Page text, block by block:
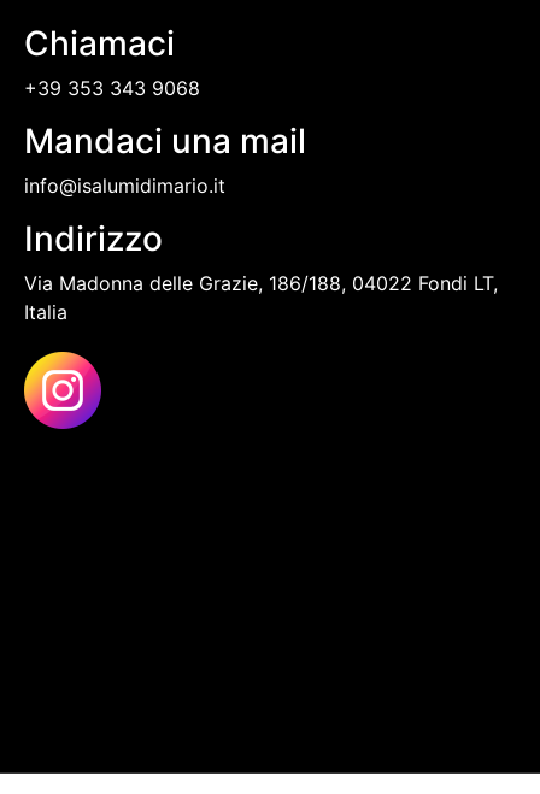
Chiamaci
+39 353 343 9068
Mandaci una mail
info@isalumidimario.it
Indirizzo
Via Madonna delle Grazie, 186/188, 04022 Fondi LT,
Italia